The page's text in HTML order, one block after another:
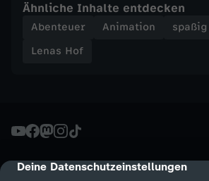
cmp-dialog-description
Deine Datenschutzeinstellungen
n
i
t
Ähnliche Inhalte entdecken
Abenteuer Animation spaßig
Lenas Hof